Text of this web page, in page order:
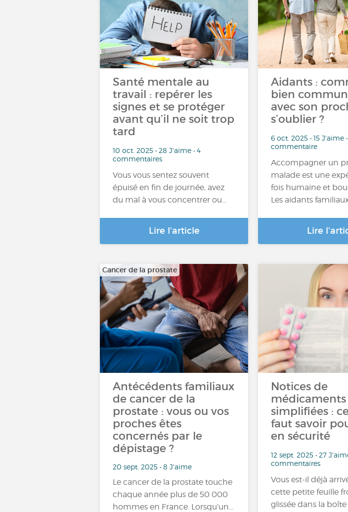
Santé mentale au
travail : repérer les
signes et se protéger
avant qu’il ne soit trop
tard
10 oct. 2025 • 28 J'aime • 4
commentaires
Vous vous sentez souvent
épuisé en fin de journée, avez
du mal à vous concentrer ou…
Lire l'article
Aidants :
bien
avec son
s’oublier ?
6 oct. 2025 • 15 J'aime •
commentaire
Accompagner un
malade est une
fois humaine et
Les aidants familiaux
Lire
Cancer de la prostate
Antécédents familiaux
de cancer de la
prostate : vous ou vos
proches êtes
concernés par le
dépistage ?
20 sept. 2025 • 8 J'aime
Le cancer de la prostate touche
chaque année plus de 50 000
hommes en France. Lorsqu’un…
Notices de
médicaments
simplifiées :
faut savoir
en sécurité
12 sept. 2025 • 27
commentaires
Vous est-il déjà
cette petite feuille
glissée dans la boîte